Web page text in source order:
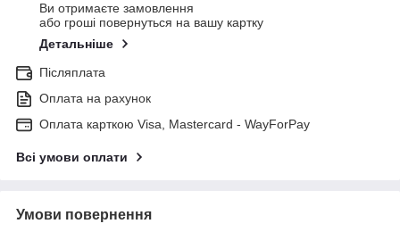
Ви отримаєте замовлення
або гроші повернуться на вашу картку
Детальніше
Післяплата
Оплата на рахунок
Оплата карткою Visa, Mastercard - WayForPay
Всі умови оплати
Умови повернення